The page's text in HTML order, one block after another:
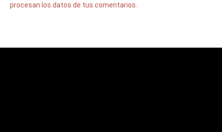
procesan los datos de tus comentarios.